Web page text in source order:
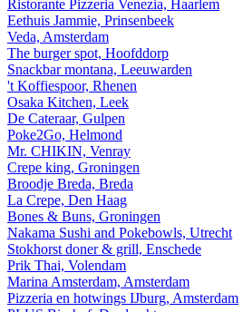
Ristorante Pizzeria Venezia, Haarlem
Eethuis Jammie, Prinsenbeek
Veda, Amsterdam
The burger spot, Hoofddorp
Snackbar montana, Leeuwarden
't Koffiespoor, Rhenen
Osaka Kitchen, Leek
De Cateraar, Gulpen
Poke2Go, Helmond
Mr. CHIKIN, Venray
Crepe king, Groningen
Broodje Breda, Breda
La Crepe, Den Haag
Bones & Buns, Groningen
Nakama Sushi and Pokebowls, Utrecht
Stokhorst doner & grill, Enschede
Prik Thai, Volendam
Marina Amsterdam, Amsterdam
Pizzeria en hotwings IJburg, Amsterdam